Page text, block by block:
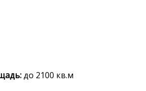
до 2100 кв.м